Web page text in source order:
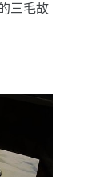
三毛故